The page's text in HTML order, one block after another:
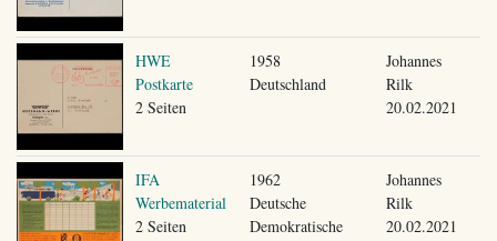
HWE
Postkarte
2 Seiten
1958
Deutschland
Johannes
Rilk
20.02.2021
IFA
Werbematerial
2 Seiten
1962
Deutsche
Demokratische
Johannes
Rilk
20.02.2021